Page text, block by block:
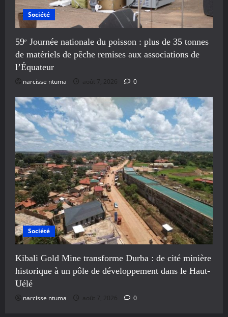
Société
59ᵉ Journée nationale du poisson : plus de 35 tonnes
de matériels de pêche remises aux associations de
l’Équateur
narcisse ntuma août 7, 2026 0
Société
Kibali Gold Mine transforme Durba : de cité minière
historique à un pôle de développement dans le Haut-
Uélé
narcisse ntuma août 7, 2026 0